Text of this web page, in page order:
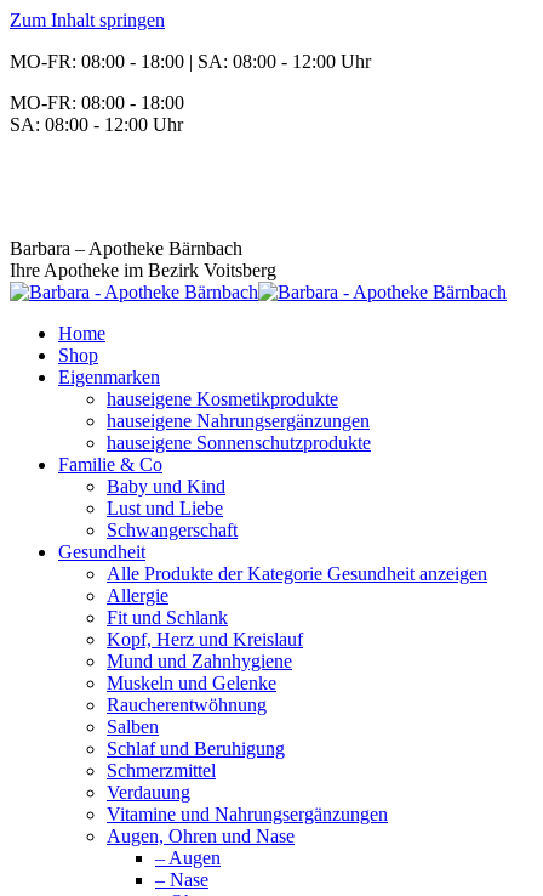
Zum Inhalt springen
MO-FR: 08:00 - 18:00 | SA: 08:00 - 12:00 Uhr
MO-FR: 08:00 - 18:00
SA: 08:00 - 12:00 Uhr
Barbara – Apotheke Bärnbach
Ihre Apotheke im Bezirk Voitsberg
Home
Shop
Eigenmarken
hauseigene Kosmetikprodukte
hauseigene Nahrungsergänzungen
hauseigene Sonnenschutzprodukte
Familie & Co
Baby und Kind
Lust und Liebe
Schwangerschaft
Gesundheit
Alle Produkte der Kategorie Gesundheit anzeigen
Allergie
Fit und Schlank
Kopf, Herz und Kreislauf
Mund und Zahnhygiene
Muskeln und Gelenke
Raucherentwöhnung
Salben
Schlaf und Beruhigung
Schmerzmittel
Verdauung
Vitamine und Nahrungsergänzungen
Augen, Ohren und Nase
– Augen
– Nase